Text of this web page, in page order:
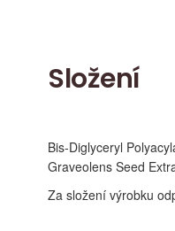
Složení
Bis-Diglyceryl
Graveolens Seed
Za složení výrobku